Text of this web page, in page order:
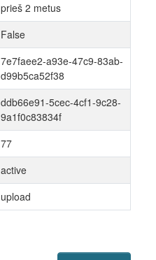
prieš 2 metus
False
7e7faee2-a93e-47c9-83ab-
d99b5ca52f38
ddb66e91-5cec-4cf1-9c28-
9a1f0c83834f
77
active
upload